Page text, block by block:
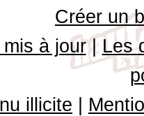
Créer un
à jour| Les
illicite